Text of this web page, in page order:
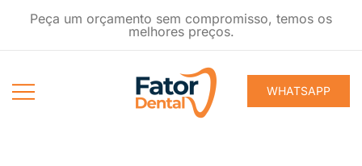
Peça um orçamento sem compromisso, temos os
melhores preços.
WHATSAPP